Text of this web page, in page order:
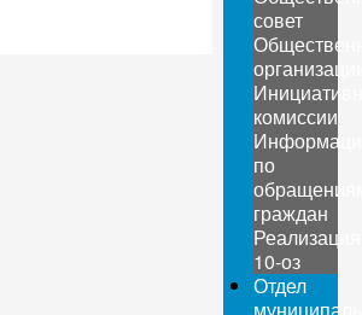
совет
комиссии
по
граждан
Реализация
10-оз
Отдел